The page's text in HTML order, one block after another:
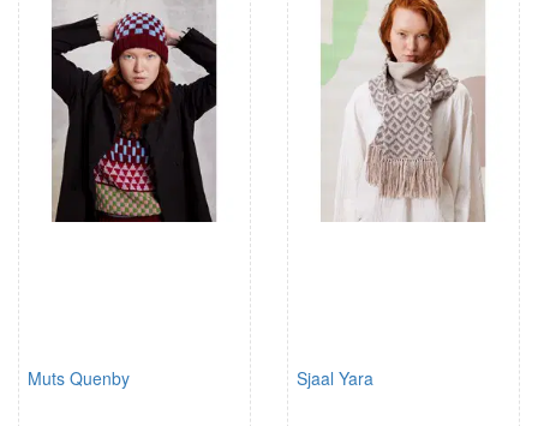
Muts Quenby Sjaal Yara